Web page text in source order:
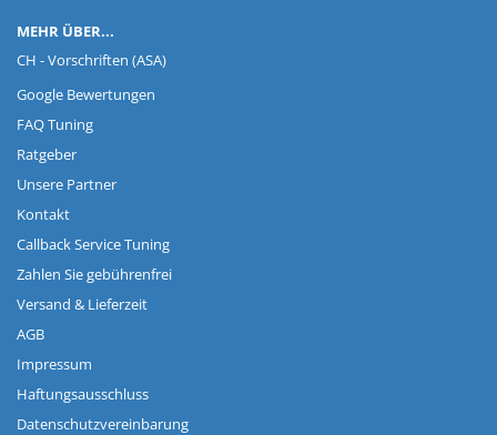
MEHR ÜBER...
CH - Vorschriften (ASA)
Google Bewertungen
FAQ Tuning
Ratgeber
Unsere Partner
Kontakt
Callback Service Tuning
Zahlen Sie gebührenfrei
Versand & Lieferzeit
AGB
Impressum
Haftungsausschluss
Datenschutzvereinbarung